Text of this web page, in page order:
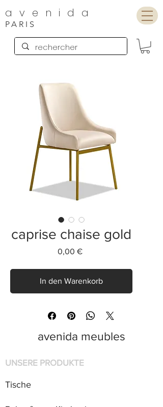
avenida
PARIS
caprise chaise gold
0,00 €Preis
In den Warenkorb
avenida meubles
UNSERE PRODUKTE
Tische